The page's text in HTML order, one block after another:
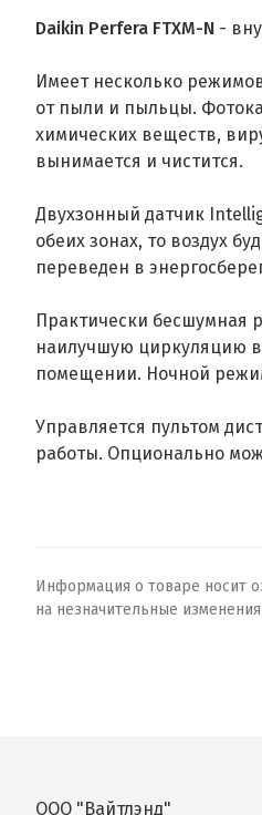
Daikin Perfera FTXM-N -
Имеет несколько
от пыли и пыльцы.
химических веществ,
вынимается и чистится.
Двухзонный датчик
обеих зонах, то воздух
переведен в
Практически бесшумная
наилучшую циркуляцию
помещении. Ночной
Управляется пультом
работы. Опционально
Информация о товаре носит
на незначительные
ООО "Вайтлэнд"